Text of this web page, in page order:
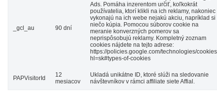
_gcl_au 90 dní
Ads. Pomáha inzerentom určiť, koľkokrát
používatelia, ktorí klikli na ich reklamy, nakoniec
vykonajú na ich webe nejakú akciu, napríklad si
niečo kúpia. Pomocou súborov cookie na
meranie konverzných pomerov sa
neprispôsobujú reklamy. Kompletný zoznam
cookies nájdete na tejto adrese:
https://policies.google.com/technologies/
hl=sk#types-of-cookies
PAPVisitorId
12
mesiacov
Ukladá unikátne ID, ktoré slúži na sledovanie
návštevníkov v rámci affiliate siete Affial.